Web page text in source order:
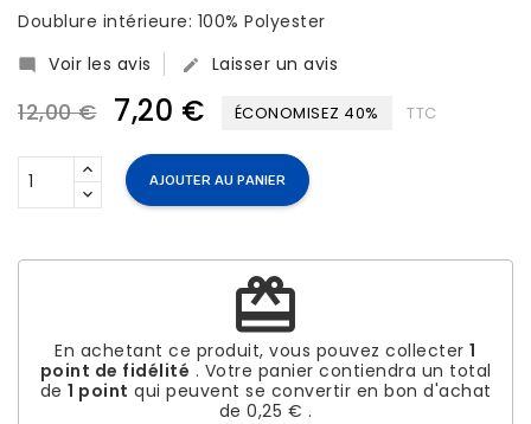
Doublure intérieure: 100% Polyester
 Voir les avis  Laisser un avis
12,00 € 7,20 € ÉCONOMISEZ 40% TTC
AJOUTER AU PANIER
redeem
En achetant ce produit, vous pouvez collecter1
point de fidélité . Votre panier contiendra un total
de 1 point qui peuvent se convertir en bon d'achat
de0,25 € .